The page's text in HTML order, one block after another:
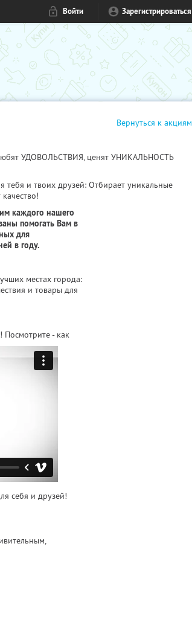
Войти Зарегистрироваться
Вернуться к акциям
УДОВОЛЬСТВИЯ, ценят УНИКАЛЬНОСТЬ
и твоих друзей: Отбирает уникальные
каждого нашего
помогать Вам в
для
в году.
местах города:
и товары для
Посмотрите - как
себя и друзей!